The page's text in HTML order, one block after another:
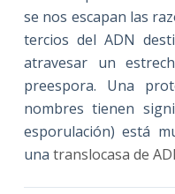
se nos escapan las
tercios del ADN
atravesar un
preespora. Una
nombres tienen
esporulación) está
una translocasa de